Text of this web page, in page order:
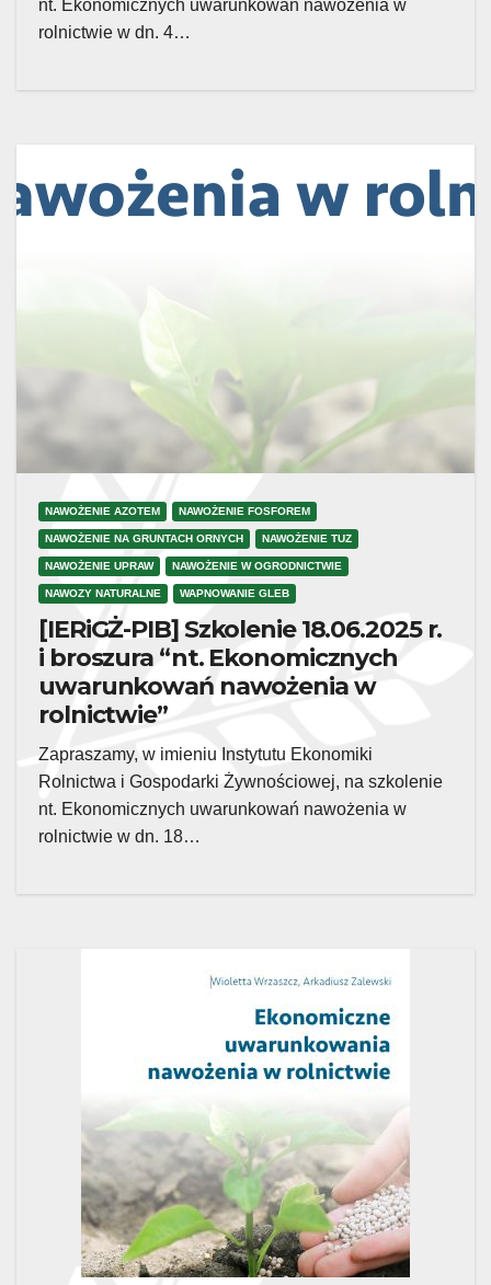
nt. Ekonomicznych uwarunkowań nawożenia w
rolnictwie w dn. 4…
NAWOŻENIE AZOTEM NAWOŻENIE FOSFOREM
NAWOŻENIE NA GRUNTACH ORNYCH NAWOŻENIE TUZ
NAWOŻENIE UPRAW NAWOŻENIE W OGRODNICTWIE
NAWOZY NATURALNE WAPNOWANIE GLEB
[IERiGŻ-PIB] Szkolenie 18.06.2025 r.
i broszura “nt. Ekonomicznych
uwarunkowań nawożenia w
rolnictwie”
Zapraszamy, w imieniu Instytutu Ekonomiki
Rolnictwa i Gospodarki Żywnościowej, na szkolenie
nt. Ekonomicznych uwarunkowań nawożenia w
rolnictwie w dn. 18…